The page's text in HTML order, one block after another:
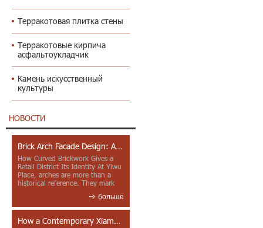
Терракотовая плитка стены
Терракотовые кирпича
асфальтоукладчик
Камень искусственный
культуры
НОВОСТИ
Brick Arch Facade Design: A Closer Look at Yiwu Place
How Curved Brickwork Gives a
Retail District Its Identity At Yiwu
Place, arches are more than a
historical reference. They mark
больше
How a Contemporary Xiamen Project Reframes Minnan Red Brick